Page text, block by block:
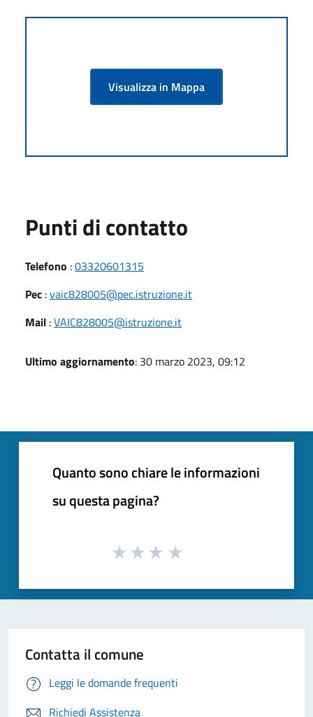
Visualizza in Mappa
Punti di contatto
Telefono :03320601315
Pec :vaic828005@pec.istruzione.it
Mail :VAIC828005@istruzione.it
Ultimo aggiornamento: 30 marzo 2023, 09:12
Quanto sono chiare le informazioni
su questa pagina?
Contatta il comune
Leggi le domande frequenti
Richiedi Assistenza